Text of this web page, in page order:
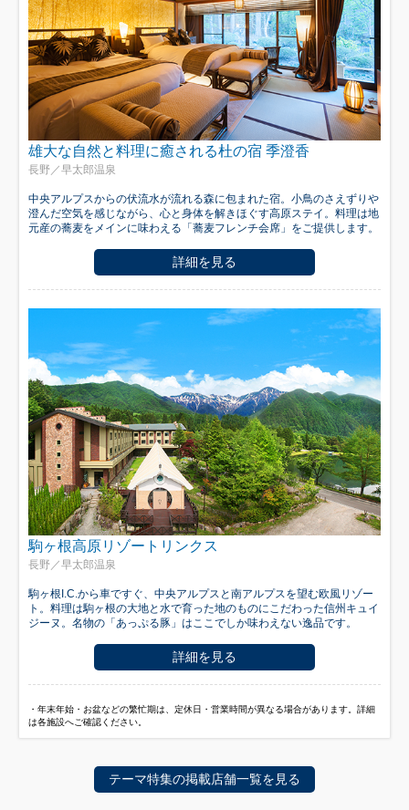
雄大な自然と料理に癒される杜の宿 季澄香
長野／早太郎温泉
中央アルプスからの伏流水が流れる森に包まれた宿。小鳥のさえずりや
澄んだ空気を感じながら、心と身体を解きほぐす高原ステイ。料理は地
元産の蕎麦をメインに味わえる「蕎麦フレンチ会席」をご提供します。
詳細を見る
駒ヶ根高原リゾートリンクス
長野／早太郎温泉
駒ヶ根I.C.から車ですぐ、中央アルプスと南アルプスを望む欧風リゾー
ト。料理は駒ヶ根の大地と水で育った地のものにこだわった信州キュイ
ジーヌ。名物の「あっぷる豚」はここでしか味わえない逸品です。
詳細を見る
・年末年始・お盆などの繁忙期は、定休日・営業時間が異なる場合があります。詳細
は各施設へご確認ください。
テーマ特集の掲載店舗一覧を見る